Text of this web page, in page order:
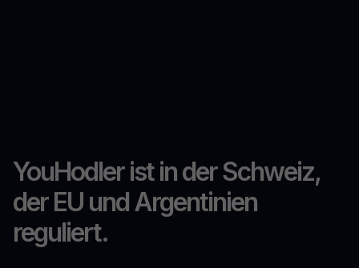
YouHodler ist in der Schweiz,
der EU und Argentinien
reguliert.